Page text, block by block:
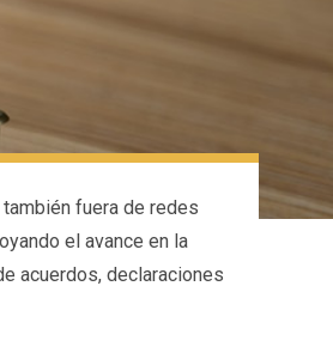
fuera de redes
el avance en la
acuerdos, declaraciones